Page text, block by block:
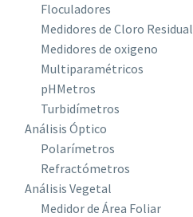
Floculadores
Medidores de Cloro Residual
Medidores de oxigeno
Multiparamétricos
pHMetros
Turbidímetros
Análisis Óptico
Polarímetros
Refractómetros
Análisis Vegetal
Medidor de Área Foliar